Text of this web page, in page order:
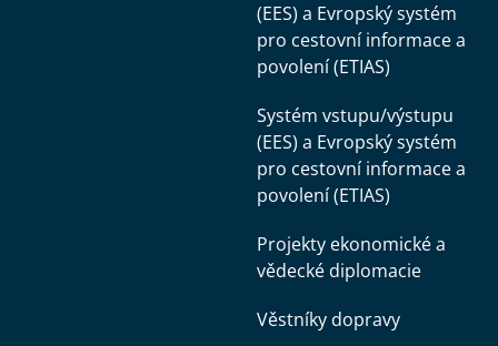
(EES) a Evropský systém
pro cestovní informace a
povolení (ETIAS)
Systém vstupu/výstupu
(EES) a Evropský systém
pro cestovní informace a
povolení (ETIAS)
Projekty ekonomické a
vědecké diplomacie
Věstníky dopravy